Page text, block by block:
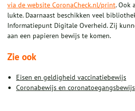
via de website CoronaCheck.nl/print. Ook
lukte. Daarnaast beschikken veel
Informatiepunt Digitale Overheid. Zij
aan een papieren bewijs te komen.
Zie ook
Eisen en geldigheid vaccinatiebewijs
Coronabewijs en coronatoegangsbewijs